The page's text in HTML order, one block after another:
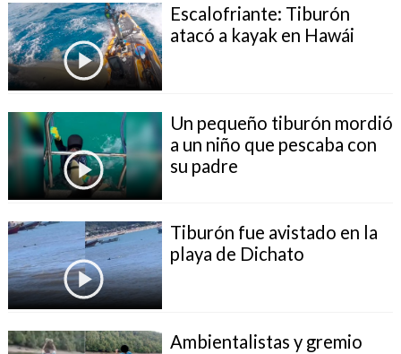
Escalofriante: Tiburón
atacó a kayak en Hawái
Un pequeño tiburón mordió
a un niño que pescaba con
su padre
Tiburón fue avistado en la
playa de Dichato
Ambientalistas y gremio